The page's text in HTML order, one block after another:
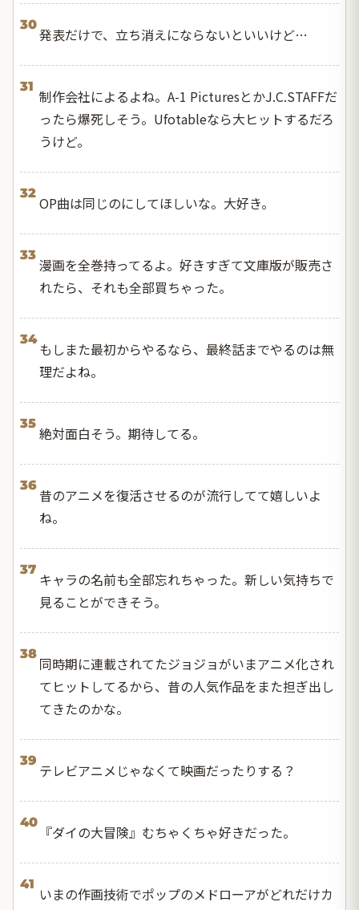
30
発表だけで、立ち消えにならないといいけど…
31
制作会社によるよね。A-1 PicturesとかJ.C.STAFFだ
ったら爆死しそう。Ufotableなら大ヒットするだろ
うけど。
32
OP曲は同じのにしてほしいな。大好き。
33
漫画を全巻持ってるよ。好きすぎて文庫版が販売さ
れたら、それも全部買ちゃった。
34
もしまた最初からやるなら、最終話までやるのは無
理だよね。
35
絶対面白そう。期待してる。
36
昔のアニメを復活させるのが流行してて嬉しいよ
ね。
37
キャラの名前も全部忘れちゃった。新しい気持ちで
見ることができそう。
38
同時期に連載されてたジョジョがいまアニメ化され
てヒットしてるから、昔の人気作品をまた担ぎ出し
てきたのかな。
39
テレビアニメじゃなくて映画だったりする？
40
『ダイの大冒険』むちゃくちゃ好きだった。
41
いまの作画技術でポップのメドローアがどれだけカ